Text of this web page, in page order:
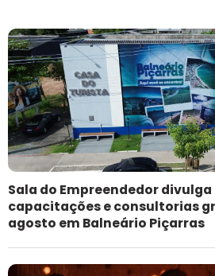
Sala do Empreendedor
capacitações e consultorias
agosto em Balneário Piçarras